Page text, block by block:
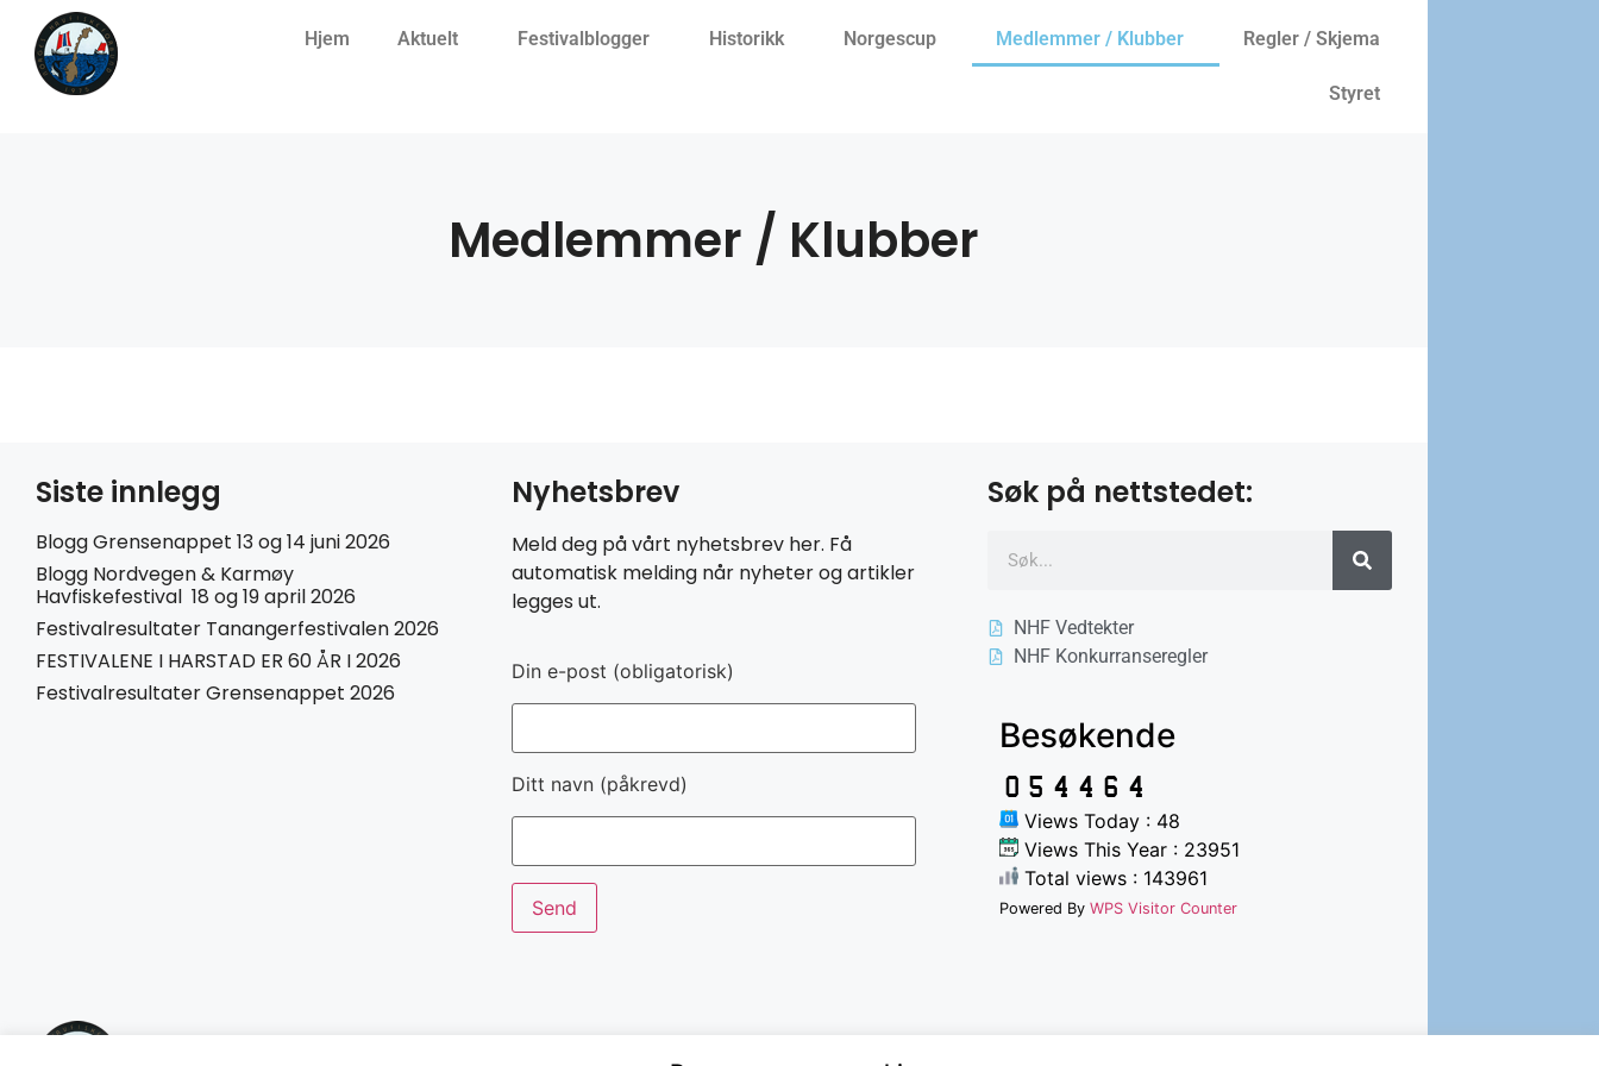
Hjem Aktuelt Festivalblogger Historikk Norgescup Medlemmer / Klubber Regler / Skjema
Styret
Medlemmer / Klubber
Siste innlegg
Blogg Grensenappet 13 og 14 juni 2026
Blogg Nordvegen & Karmøy
Havfiskefestival 18 og 19 april 2026
Festivalresultater Tanangerfestivalen 2026
FESTIVALENE I HARSTAD ER 60 ÅR I 2026
Festivalresultater Grensenappet 2026
Nyhetsbrev
Meld deg på vårt nyhetsbrev her. Få
automatisk melding når nyheter og artikler
legges ut.
Din e-post (obligatorisk)
Ditt navn (påkrevd)
Søk på nettstedet:
NHF Vedtekter
NHF Konkurranseregler
Besøkende
Views Today : 48
Views This Year : 23951
Total views : 143961
Powered By WPS Visitor Counter